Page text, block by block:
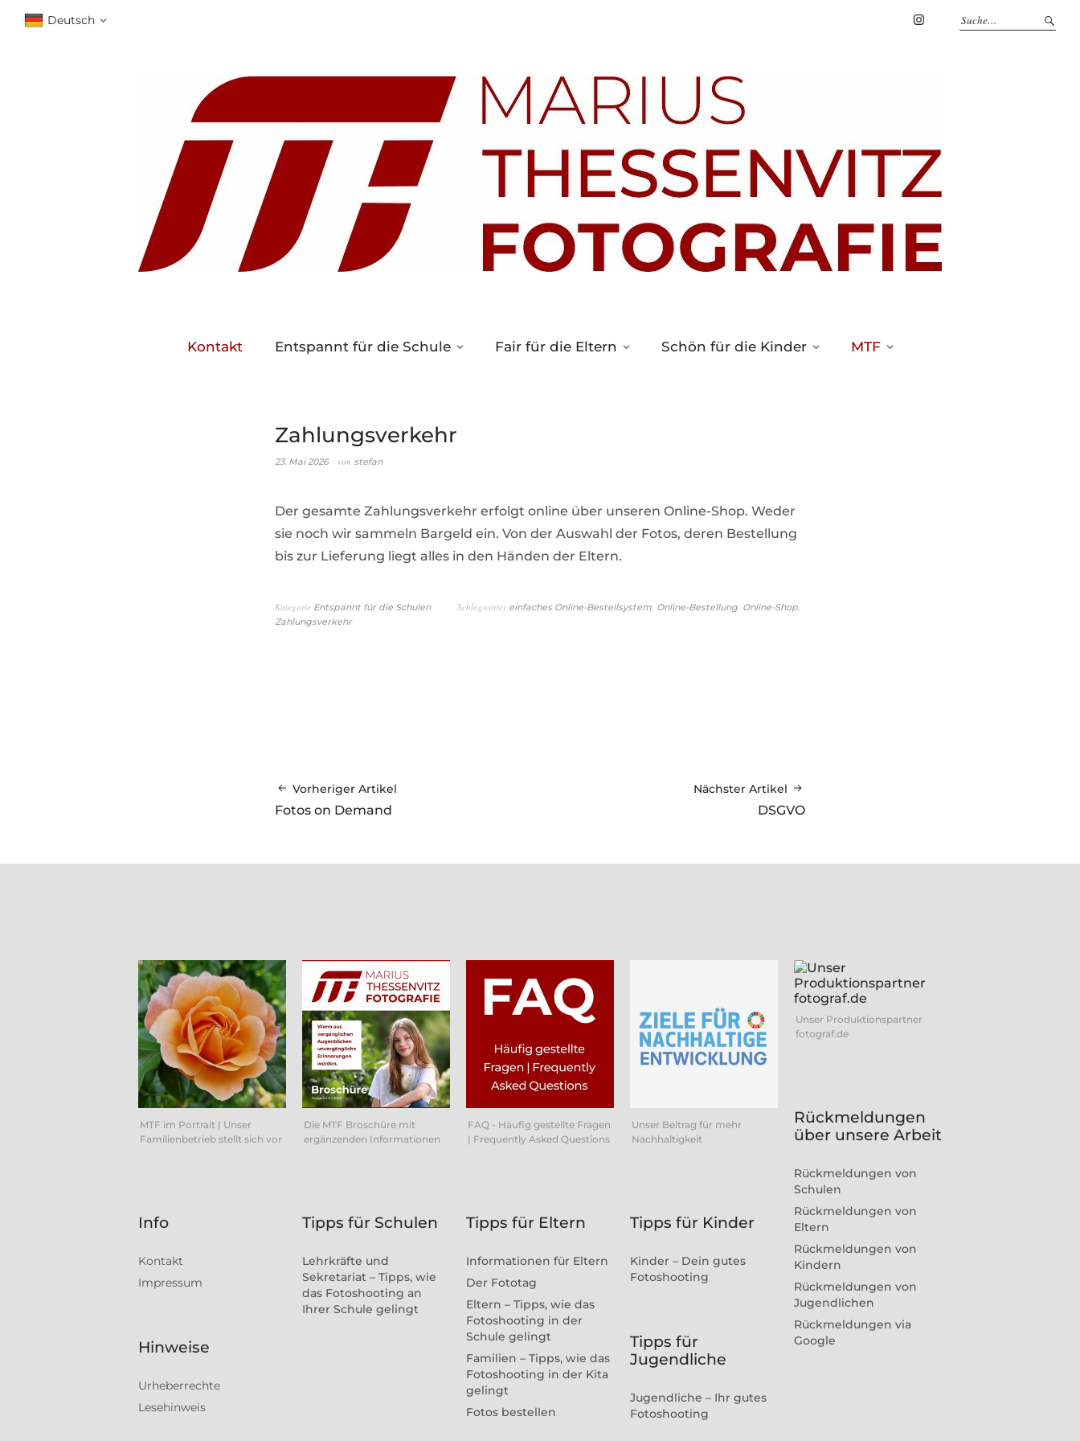
Deutsch
Kontakt Entspannt für die Schule Fair für die Eltern Schön für die Kinder MTF
Zahlungsverkehr
23. Mai 2026 von stefan
Der gesamte Zahlungsverkehr erfolgt online über unseren Online-Shop. Weder
sie noch wir sammeln Bargeld ein. Von der Auswahl der Fotos, deren Bestellung
bis zur Lieferung liegt alles in den Händen der Eltern.
Kategorie Entspannt für die Schulen Schlagwörter einfaches Online-Bestellsystem, Online-Bestellung, Online-Shop,
Zahlungsverkehr
Vorheriger Artikel
Fotos on Demand
Nächster Artikel
DSGVO
MTF im Portrait | Unser
Familienbetrieb stellt sich vor
Info
Kontakt
Impressum
Hinweise
Urheberrechte
Lesehinweis
Die MTF Broschüre mit
ergänzenden Informationen
Tipps für Schulen
Lehrkräfte und
Sekretariat – Tipps, wie
das Fotoshooting an
Ihrer Schule gelingt
FAQ - Häufig gestellte Fragen
| Frequently Asked Questions
Tipps für Eltern
Informationen für Eltern
Der Fototag
Eltern – Tipps, wie das
Fotoshooting in der
Schule gelingt
Familien – Tipps, wie das
Fotoshooting in der Kita
gelingt
Fotos bestellen
Unser Beitrag für mehr
Nachhaltigkeit
Tipps für Kinder
Kinder – Dein gutes
Fotoshooting
Tipps für
Jugendliche
Jugendliche – Ihr gutes
Fotoshooting
Unser Produktionspartner
fotograf.de
Rückmeldungen
über unsere Arbeit
Rückmeldungen von
Schulen
Rückmeldungen von
Eltern
Rückmeldungen von
Kindern
Rückmeldungen von
Jugendlichen
Rückmeldungen via
Google